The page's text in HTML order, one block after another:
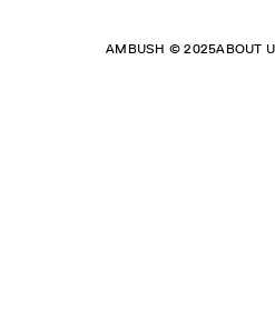
AMBUSH © 2025ABOUT